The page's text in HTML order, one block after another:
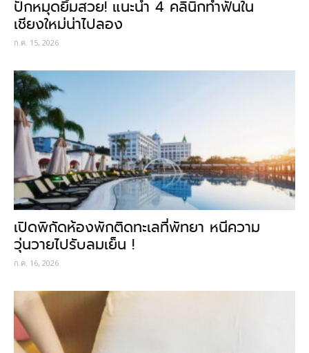
ปักหมุดยิ้มสวย! แนะนำ 4 คลินิกทำฟันใน
เชียงใหม่น่าไปลอง
ก.ค. 15, 2026
เปิดพิกัดห้องพักติดทะเลที่พัทยา หนีความ
วุ่นวายไปรับลมเย็น !
ก.ค. 16, 2026